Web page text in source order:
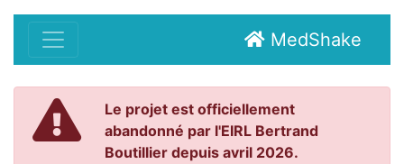
MedShake
Le projet est officiellement
abandonné par l'EIRL Bertrand
Boutillier depuis avril 2026.